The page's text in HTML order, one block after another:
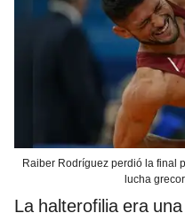
Raiber Rodríguez perdió la final
lucha
La halterofilia era